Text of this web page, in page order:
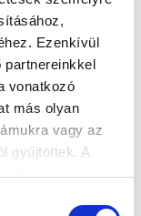
Ezenkívül
partnereinkkel
vonatkozó
más olyan
vagy az
gyűjtöttek. A
Ön hozzájárul a
!